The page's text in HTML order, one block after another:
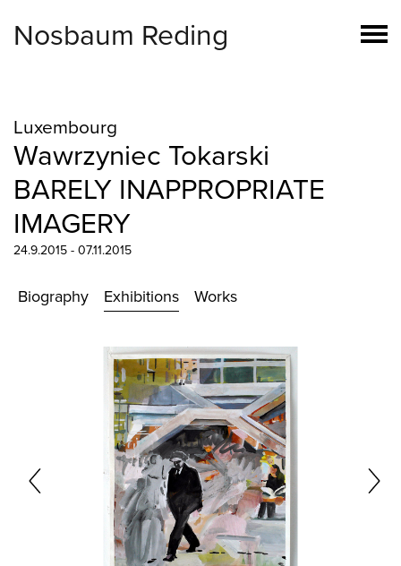
Nosbaum Reding
Luxembourg
Wawrzyniec Tokarski
BARELY INAPPROPRIATE
IMAGERY
24.9.2015 - 07.11.2015
Biography Exhibitions Works